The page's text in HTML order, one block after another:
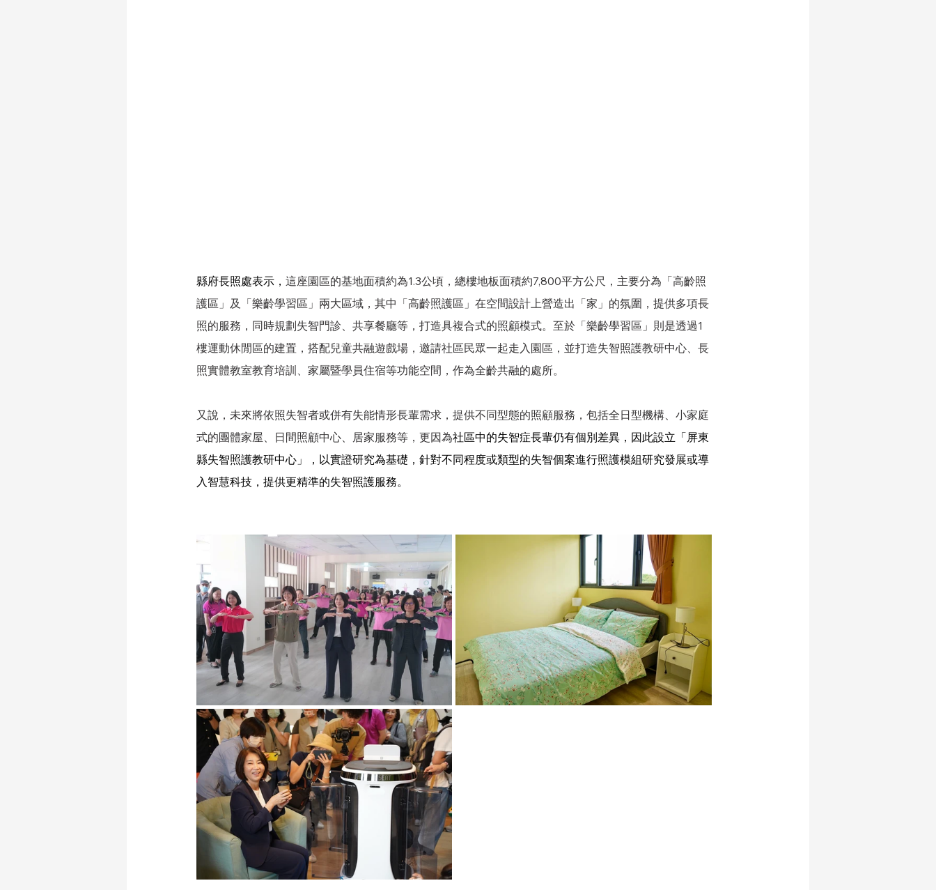
縣府長照處表示， 這座園區的基地面積約為1.3公頃，總樓地板面積約7,800平方公尺，主要分為「高齡照
護區」及「樂齡學習區」兩大區域，其中「高齡照護區」在空間設計上營造出「家」的氛圍，提供多項長
照的服務，同時規劃失智門診、共享餐廳等，打造具複合式的照顧模式。至於「樂齡學習區」則是透過1
樓運動休閒區的建置，搭配兒童共融遊戲場，邀請社區民眾一起走入園區，並打造失智照護教研中心、長
照實體教室教育培訓、家屬暨學員住宿等功能空間，作為全齡共融的處所。
又說，未來將依照失智者或併有失能情形長輩需求，提供不同型態的照顧服務，包括全日型機構、小家庭
式的團體家屋、日間照顧中心、居家服務等，更因為社區中的失智症長輩仍有個別差異，因此設立「屏東
縣失智照護教研中心」，以實證研究為基礎，針對不同程度或類型的失智個案進行照護模組研究發展或導
入智慧科技，提供更精準的失智照護服務。